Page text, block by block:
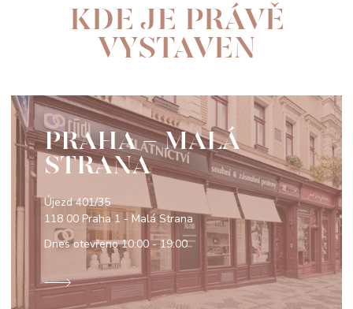
KDE JE PRÁVĚ
VYSTAVEN
PRAHA - MALÁ
STRANA
Újezd 401/35
118 00 Praha 1 - Malá Strana
Dnes otevřeno10:00 - 19:00